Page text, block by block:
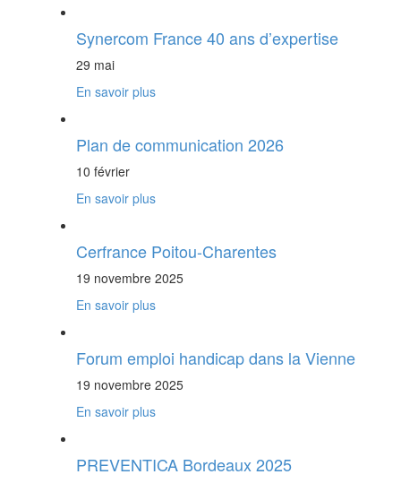
Synercom France 40 ans d’expertise
29 mai
En savoir plus
Plan de communication 2026
10 février
En savoir plus
Cerfrance Poitou-Charentes
19 novembre 2025
En savoir plus
Forum emploi handicap dans la Vienne
19 novembre 2025
En savoir plus
PREVENTICA Bordeaux 2025